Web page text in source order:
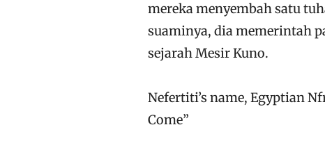
mereka menyembah satu
suaminya, dia memerintah
sejarah Mesir Kuno.
Nefertiti’s name, Egyptian
Come”